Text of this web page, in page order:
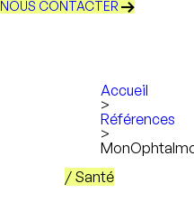
NOUS CONTACTER
Accueil
>
Références
>
/ Santé